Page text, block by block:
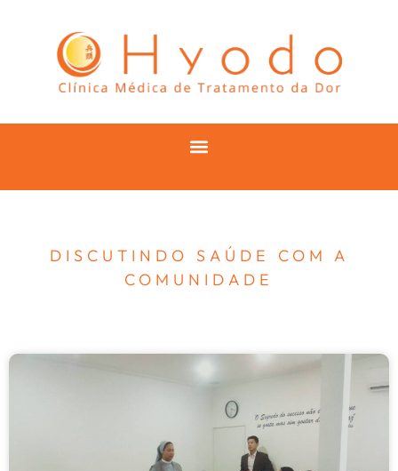
DISCUTINDO SAÚDE COM A
COMUNIDADE